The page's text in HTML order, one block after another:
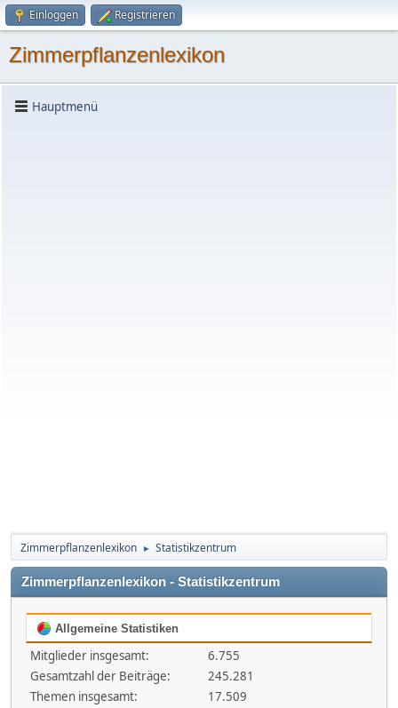
Einloggen Registrieren
Zimmerpflanzenlexikon
Hauptmenü
Zimmerpflanzenlexikon ► Statistikzentrum
Zimmerpflanzenlexikon - Statistikzentrum
Allgemeine Statistiken
Mitglieder insgesamt:
6.755
Gesamtzahl der Beiträge:
245.281
Themen insgesamt:
17.509